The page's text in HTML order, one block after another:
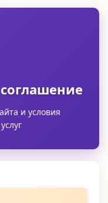
и условия